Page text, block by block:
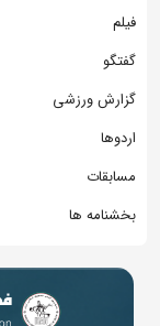
فیلم
گفتگو
گزارش ورزشی
اردوها
مسابقات
بخشنامه ها